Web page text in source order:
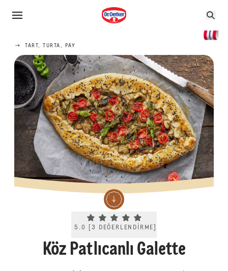
TART, TURTA, PAY
Current rating 5.0. Click to rate.
5.0 [3 DEĞERLENDIRME
Köz Patlıcanlı Galette